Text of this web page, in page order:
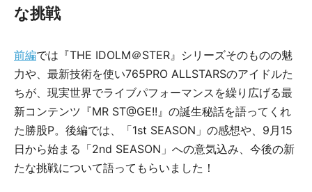
な挑戦
前編では『THE IDOLM＠STER』シリーズそのものの魅
力や、最新技術を使い765PRO ALLSTARSのアイドルた
ちが、現実世界でライブパフォーマンスを繰り広げる最
新コンテンツ『MR ST@GE!!』の誕生秘話を語ってくれ
た勝股P。後編では、「1st SEASON」の感想や、9月15
日から始まる「2nd SEASON」への意気込み、今後の新
たな挑戦について語ってもらいました！